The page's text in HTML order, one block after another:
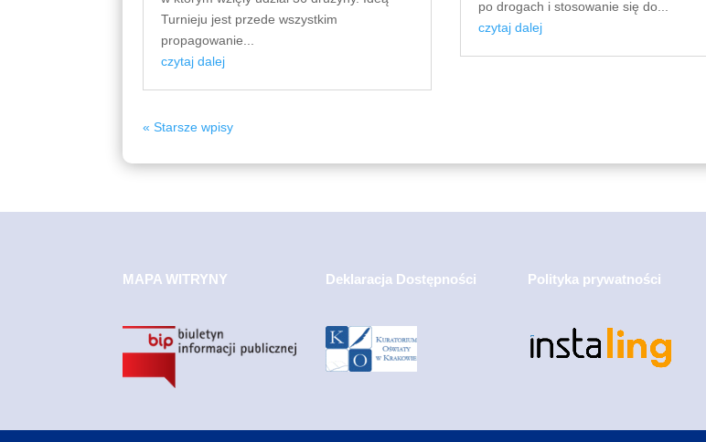
Turnieju jest przede wszystkim
propagowanie...
czytaj dalej
po drogach i stosowanie się do...
czytaj dalej
« Starsze wpisy
MAPA WITRYNY Deklaracja Dostępności Polityka prywatności